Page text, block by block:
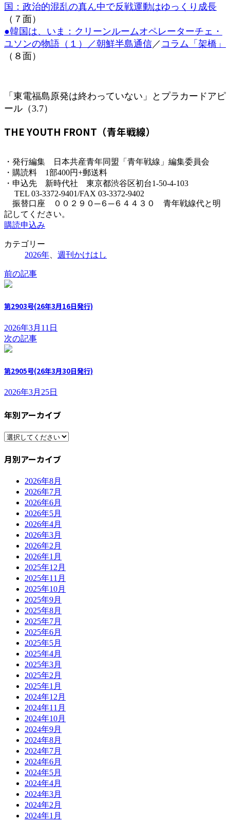
国：政治的混乱の真ん中で反戦運動はゆっくり成長
（７面）
●韓国は、いま：クリーンルームオペレーターチェ・
ユソンの物語（１）／朝鮮半島通信 ／ コラム「架橋」
（８面）
「東電福島原発は終わっていない」とプラカードアピ
ール（3.7）
THE YOUTH FRONT（青年戦線）
・発行編集 日本共産青年同盟「青年戦線」編集委員会
・購読料 1部400円+郵送料
・申込先 新時代社 東京都渋谷区初台1-50-4-103
TEL 03-3372-9401/FAX 03-3372-9402
振替口座 ００２９０─６─６４４３０ 青年戦線代と明
記してください。
購読申込み
カテゴリー
2026年
週刊かけはし
前の記事
第2903号(26年3月16日発行)
2026年3月11日
次の記事
第2905号(26年3月30日発行)
2026年3月25日
年別アーカイブ
月別アーカイブ
2026年8月
2026年7月
2026年6月
2026年5月
2026年4月
2026年3月
2026年2月
2026年1月
2025年12月
2025年11月
2025年10月
2025年9月
2025年8月
2025年7月
2025年6月
2025年5月
2025年4月
2025年3月
2025年2月
2025年1月
2024年12月
2024年11月
2024年10月
2024年9月
2024年8月
2024年7月
2024年6月
2024年5月
2024年4月
2024年3月
2024年2月
2024年1月